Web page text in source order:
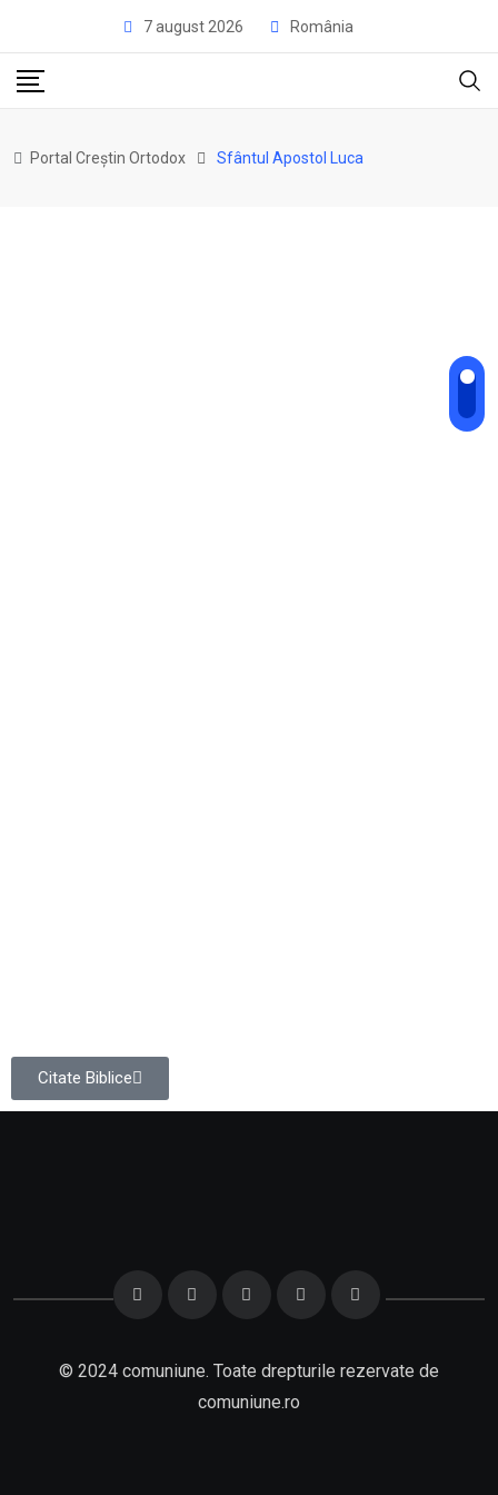
7 august 2026 România
Portal Creștin Ortodox Sfântul Apostol Luca
Citate Biblice
© 2024 comuniune. Toate drepturile rezervate de
comuniune.ro